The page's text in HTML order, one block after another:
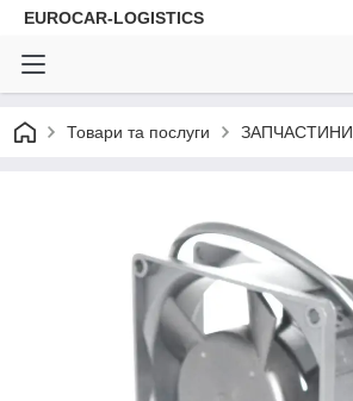
EUROCAR-LOGISTICS
Товари та послуги ЗАПЧАСТИНИ